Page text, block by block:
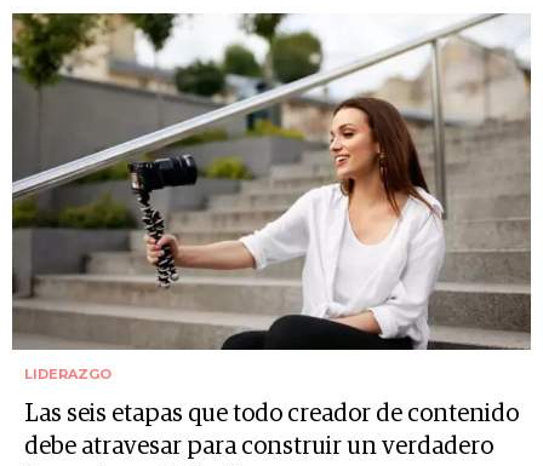
LIDERAZGO
Las seis etapas que todo creador de contenido
debe atravesar para construir un verdadero